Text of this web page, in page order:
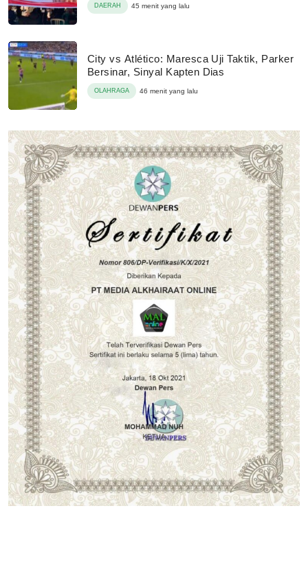
DAERAH 45 menit yang lalu
City vs Atlético: Maresca Uji Taktik, Parker
Bersinar, Sinyal Kapten Dias
OLAHRAGA 46 menit yang lalu